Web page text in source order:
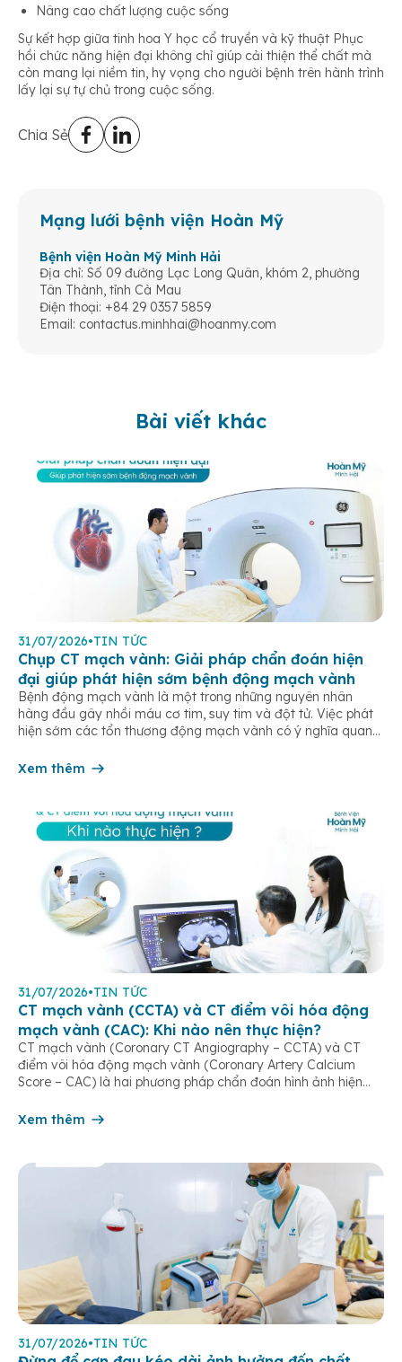
Nâng cao chất lượng cuộc sống
Sự kết hợp giữa tinh hoa Y học cổ truyền và kỹ thuật Phục
hồi chức năng hiện đại không chỉ giúp cải thiện thể chất mà
còn mang lại niềm tin, hy vọng cho người bệnh trên hành trình
lấy lại sự tự chủ trong cuộc sống.
Chia Sẻ
Mạng lưới bệnh viện Hoàn Mỹ
Bệnh viện Hoàn Mỹ Minh Hải
Địa chỉ: Số 09 đường Lạc Long Quân, khóm 2, phường
Tân Thành, tỉnh Cà Mau
Điện thoại: +84 29 0357 5859
Email: contactus.minhhai@hoanmy.com
Bài viết khác
31/07/2026•TIN TỨC
Chụp CT mạch vành: Giải pháp chẩn đoán hiện
đại giúp phát hiện sớm bệnh động mạch vành
Bệnh động mạch vành là một trong những nguyên nhân
hàng đầu gây nhồi máu cơ tim, suy tim và đột tử. Việc phát
hiện sớm các tổn thương động mạch vành có ý nghĩa quan
nguy hiểm. Hiện nay, chụp CT mạch […]
Xem thêm
31/07/2026•TIN TỨC
CT mạch vành (CCTA) và CT điểm vôi hóa động
mạch vành (CAC): Khi nào nên thực hiện?
CT mạch vành (Coronary CT Angiography – CCTA) và CT
điểm vôi hóa động mạch vành (Coronary Artery Calcium
Score – CAC) là hai phương pháp chẩn đoán hình ảnh hiện
động mạch vành. Hai loại CT thường được sử dụng CT […]
Xem thêm
31/07/2026•TIN TỨC